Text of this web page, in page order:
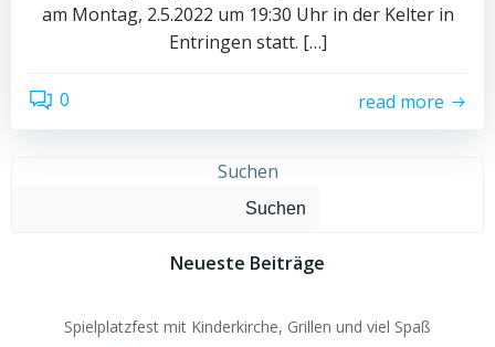
am Montag, 2.5.2022 um 19:30 Uhr in der Kelter in
Entringen statt. […]
0 read more
Suchen
Suchen
Neueste Beiträge
Spielplatzfest mit Kinderkirche, Grillen und viel Spaß